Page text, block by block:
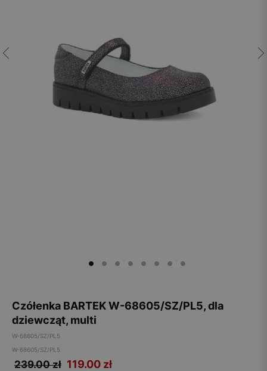
Czółenka BARTEK W-68605/SZ/PL5, dla
dziewcząt, multi
W-68605/SZ/PL5
W-68605/SZ/PL5
239.00 zł 119.00 zł